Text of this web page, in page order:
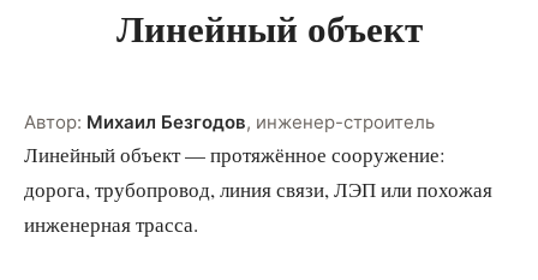
Линейный объект
Автор: Михаил Безгодов, инженер-строитель
Линейный объект — протяжённое сооружение:
дорога, трубопровод, линия связи, ЛЭП или похожая
инженерная трасса.